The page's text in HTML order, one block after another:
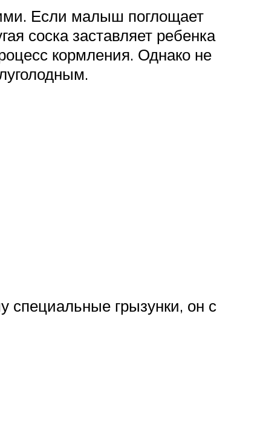
Если малыш поглощает
соска заставляет ребенка
кормления. Однако не
специальные грызунки, он с